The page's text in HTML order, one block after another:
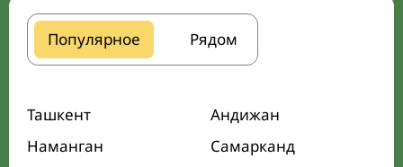
Популярное Рядом
Ташкент
Андижан
Наманган
Самарканд